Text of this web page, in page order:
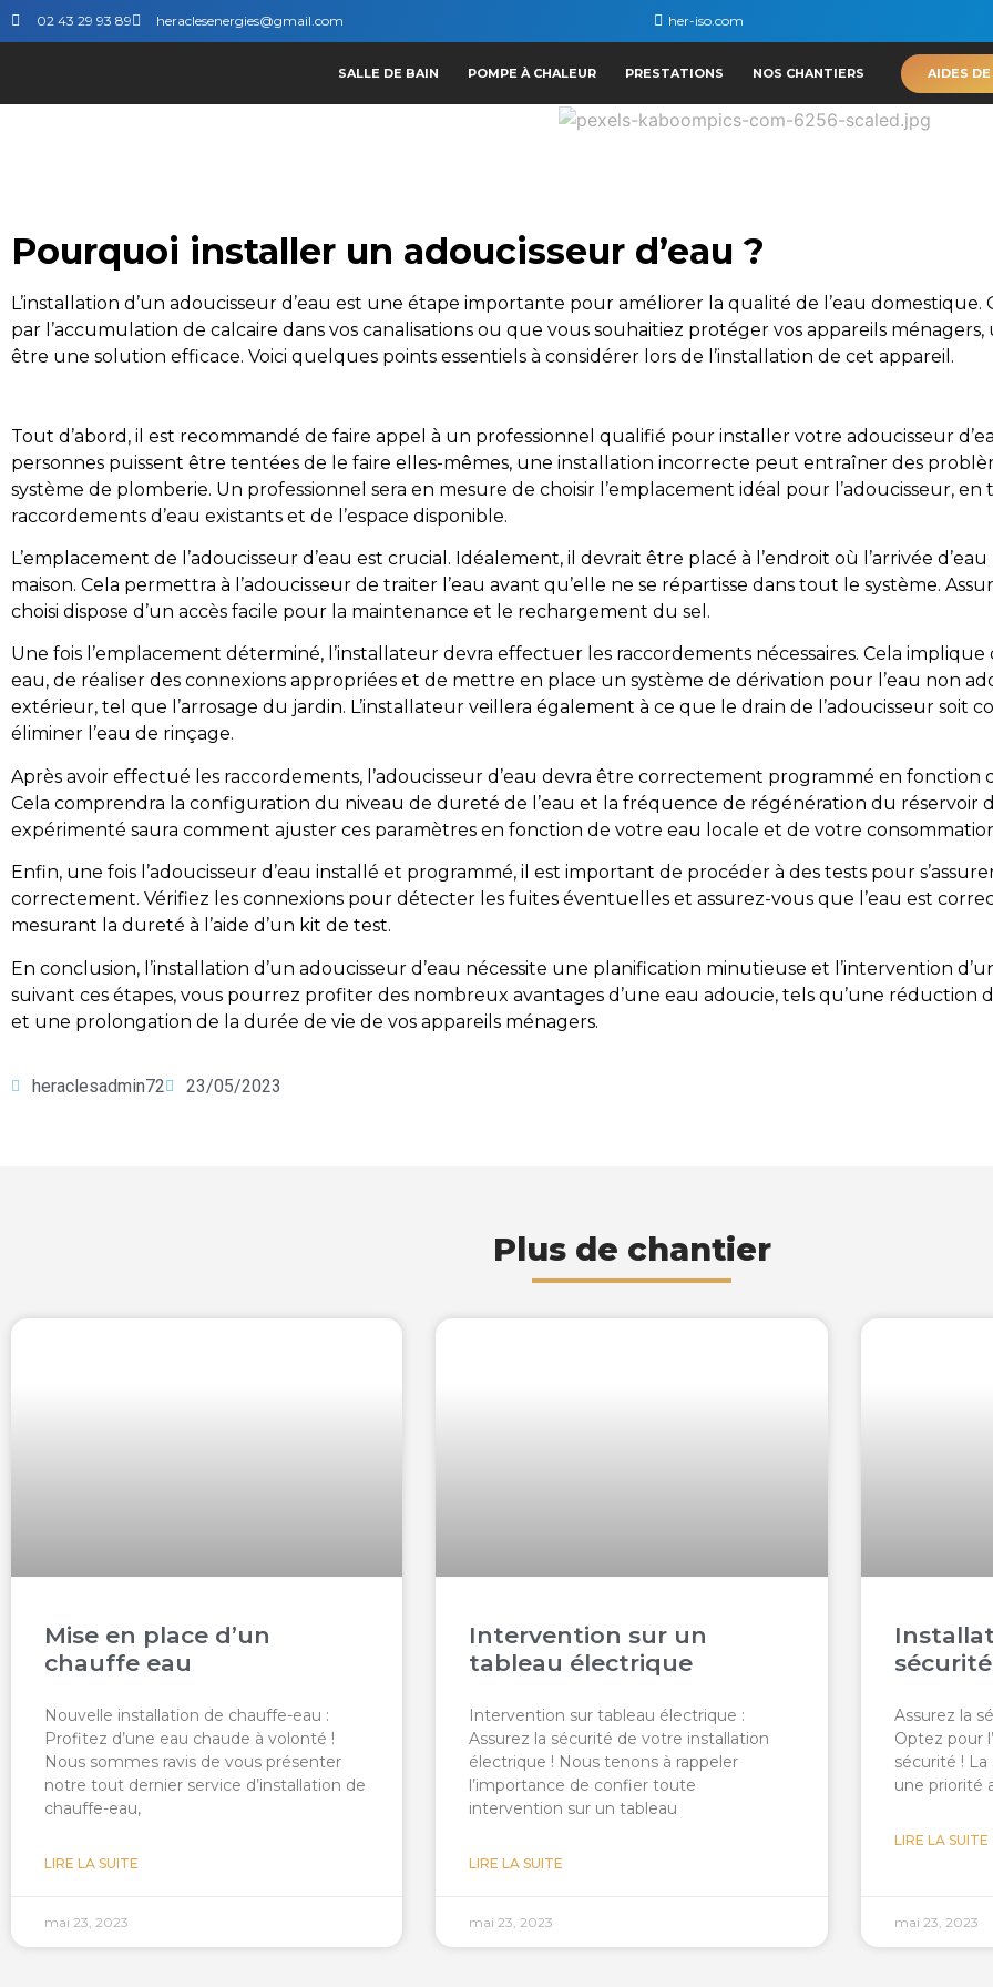
02 43 29 93 89 heraclesenergies@gmail.com her-iso.com
SALLE DE BAIN POMPE À CHALEUR PRESTATIONS NOS CHANTIERS AIDES
Pourquoi installer un adoucisseur d’eau ?
L’installation d’un adoucisseur d’eau est une étape importante pour améliorer la qualité de l’eau
par l’accumulation de calcaire dans vos canalisations ou que vous souhaitiez protéger vos appareils
être une solution efficace. Voici quelques points essentiels à considérer lors de l’installation de cet appareil.
Tout d’abord, il est recommandé de faire appel à un professionnel qualifié pour installer votre adoucisseur
personnes puissent être tentées de le faire elles-mêmes, une installation incorrecte peut entraîner des
système de plomberie. Un professionnel sera en mesure de choisir l’emplacement idéal pour l’adoucisseur,
raccordements d’eau existants et de l’espace disponible.
L’emplacement de l’adoucisseur d’eau est crucial. Idéalement, il devrait être placé à l’endroit où l’arrivée
maison. Cela permettra à l’adoucisseur de traiter l’eau avant qu’elle ne se répartisse dans tout le système.
choisi dispose d’un accès facile pour la maintenance et le rechargement du sel.
Une fois l’emplacement déterminé, l’installateur devra effectuer les raccordements nécessaires. Cela
eau, de réaliser des connexions appropriées et de mettre en place un système de dérivation pour l’eau non
extérieur, tel que l’arrosage du jardin. L’installateur veillera également à ce que le drain de l’adoucisseur soit
éliminer l’eau de rinçage.
Après avoir effectué les raccordements, l’adoucisseur d’eau devra être correctement programmé en fonction
Cela comprendra la configuration du niveau de dureté de l’eau et la fréquence de régénération du réservoir
expérimenté saura comment ajuster ces paramètres en fonction de votre eau locale et de votre
Enfin, une fois l’adoucisseur d’eau installé et programmé, il est important de procéder à des tests pour
correctement. Vérifiez les connexions pour détecter les fuites éventuelles et assurez-vous que l’eau est
mesurant la dureté à l’aide d’un kit de test.
En conclusion, l’installation d’un adoucisseur d’eau nécessite une planification minutieuse et l’intervention
suivant ces étapes, vous pourrez profiter des nombreux avantages d’une eau adoucie, tels qu’une réduction
et une prolongation de la durée de vie de vos appareils ménagers.
heraclesadmin72 23/05/2023
Plus de chantier
Mise en place d’un
chauffe eau
Nouvelle installation de chauffe-eau :
Profitez d’une eau chaude à volonté !
Nous sommes ravis de vous présenter
notre tout dernier service d’installation de
chauffe-eau,
LIRE LA SUITE
mai 23, 2023
Intervention sur un
tableau électrique
Intervention sur tableau électrique :
Assurez la sécurité de votre installation
électrique ! Nous tenons à rappeler
l’importance de confier toute
intervention sur un tableau
LIRE LA SUITE
mai 23, 2023
sécurité
Assurez la
Optez pour
sécurité !
une priorité
LIRE LA SUITE
mai 23, 2023